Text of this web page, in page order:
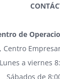
de
Centro
Lunes a viernes
Sábados de